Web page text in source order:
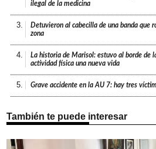
ilegal de la medicina
3.
Detuvieron al cabecilla de una banda que
zona
4.
La historia de Marisol: estuvo al borde de
actividad física una nueva vida
5. Grave accidente en la AU 7: hay tres
También te puede interesar